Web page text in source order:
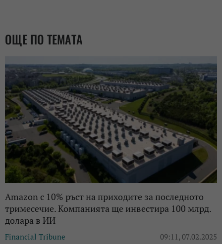
ОЩЕ ПО ТЕМАТА
Amazon с 10% ръст на приходите за последното
тримесечие. Компанията ще инвестира 100 млрд.
долара в ИИ
Financial Tribune 09:11, 07.02.2025